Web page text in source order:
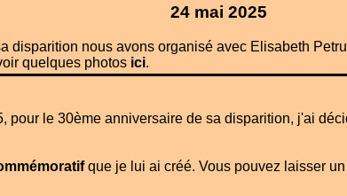
24 mai 2025
disparition nous avons organisé avec Elisabeth
quelques photos ici.
pour le 30ème anniversaire de sa disparition, j'ai
que je lui ai créé. Vous pouvez laisser un